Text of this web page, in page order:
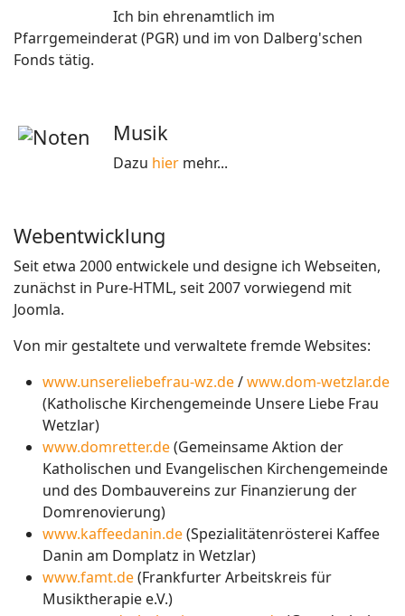
Ich bin ehrenamtlich im
Pfarrgemeinderat (PGR) und im von Dalberg'schen
Fonds tätig.
Musik
Dazu hier mehr...
Webentwicklung
Seit etwa 2000 entwickele und designe ich Webseiten,
zunächst in Pure-HTML, seit 2007 vorwiegend mit
Joomla.
Von mir gestaltete und verwaltete fremde Websites:
www.unsereliebefrau-wz.de/www.dom-wetzlar.de
(Katholische Kirchengemeinde Unsere Liebe Frau
Wetzlar)
www.domretter.de(Gemeinsame Aktion der
Katholischen und Evangelischen Kirchengemeinde
und des Dombauvereins zur Finanzierung der
Domrenovierung)
www.kaffeedanin.de(Spezialitätenrösterei Kaffee
Danin am Domplatz in Wetzlar)
www.famt.de(Frankfurter Arbeitskreis für
Musiktherapie e.V.)